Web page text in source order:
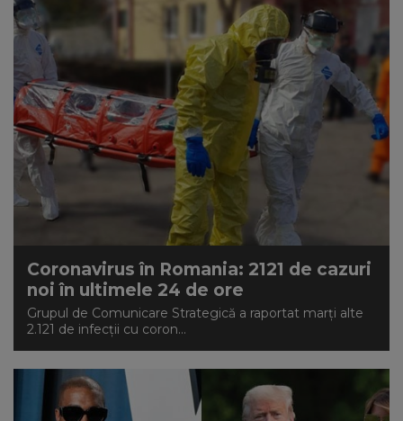
Coronavirus în Romania: 2121 de cazuri
noi în ultimele 24 de ore
Grupul de Comunicare Strategică a raportat marți alte
2.121 de infecții cu coron...